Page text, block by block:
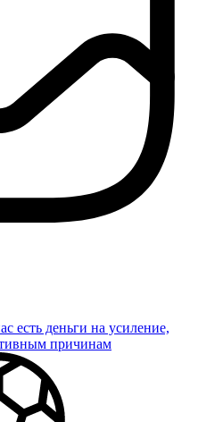
есть деньги на усиление,
причинам